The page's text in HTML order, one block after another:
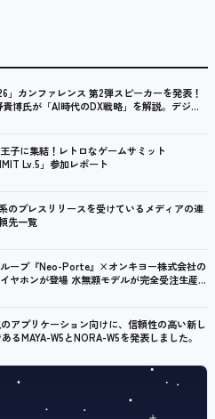
」カンファレンス 第2弾スピーカーを発表！
博氏が「AI時代のDX戦略」を解説。デジタ
営・製造・営業のAI活用事例も公開
子に集結！レトロなゲームサミット
Lv.5」参加レポート
のプレスリリースを受けているメディアの連
先一覧
ープ『Neo-Porte』×オンキヨー株式会社の
ヤホンが登場 水無瀬モデルが完全受注生産で
）15：00から受注開始
アプリケーション向けに、信頼性の高い新し
るMAYA-W5とNORA-W5を発表しました。